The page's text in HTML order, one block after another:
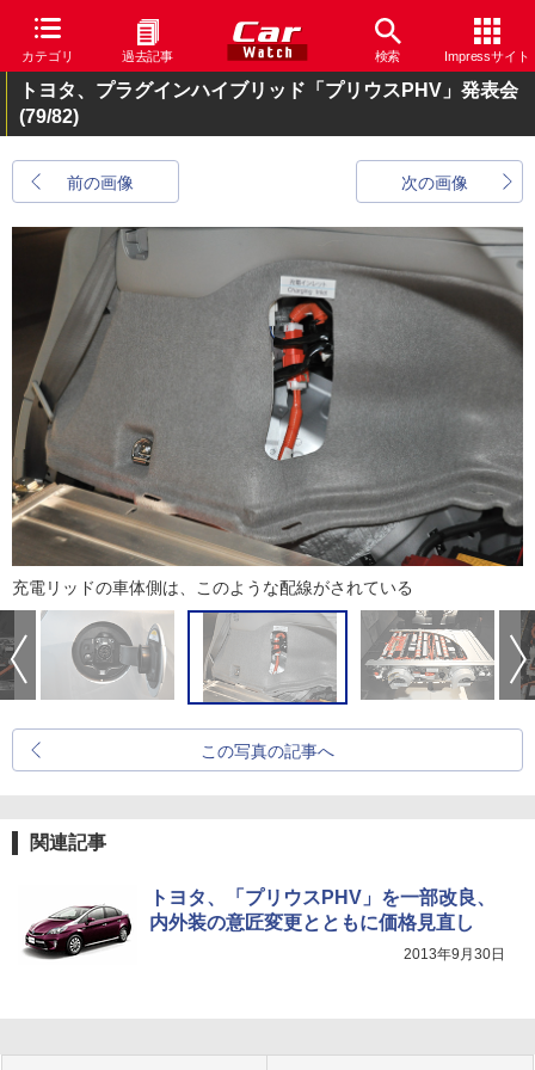
カテゴリ 過去記事 検索 Impressサイト
トヨタ、プラグインハイブリッド「プリウスPHV」発表会
(79/82)
前の画像 次の画像
充電リッドの車体側は、このような配線がされている
この写真の記事へ
関連記事
トヨタ、「プリウスPHV」を一部改良、
内外装の意匠変更とともに価格見直し
2013年9月30日